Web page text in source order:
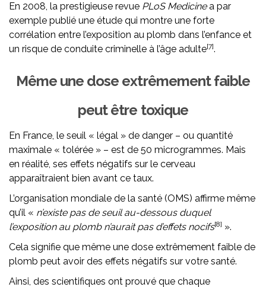
En 2008, la prestigieuse revue PLoS Medicinea par
exemple publié une étude qui montre une forte
corrélation entre l’exposition au plomb dans l’enfance et
un risque de conduite criminelle à l’âge adulte[7].
Même une dose extrêmement faible
peut être toxique
En France, le seuil « légal » de danger – ou quantité
maximale « tolérée » – est de 50 microgrammes. Mais
en réalité, ses effets négatifs sur le cerveau
apparaîtraient bien avant ce taux.
L’organisation mondiale de la santé (OMS) affirme même
qu’il « n’existe pas de seuil au-dessous duquel
l’exposition au plomb n’aurait pas d’effets nocifs[8] ».
Cela signifie que même une dose extrêmement faible de
plomb peut avoir des effets négatifs sur votre santé.
Ainsi, des scientifiques ont prouvé que chaque